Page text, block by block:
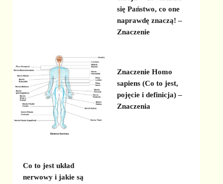
się Państwo, co one
naprawdę znaczą! –
Znaczenie
Co to jest układ
nerwowy i jakie są
Znaczenie Homo
sapiens (Co to jest,
pojęcie i definicja) –
Znaczenia